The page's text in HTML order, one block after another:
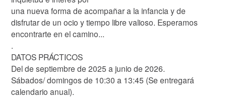
una nueva forma de acompañar a la infancia y de
disfrutar de un ocio y tiempo libre valioso. Esperamos
encontrarte en el camino...
.
DATOS PRÁCTICOS
Del de septiembre de 2025 a junio de 2026.
Sábados/ domingos de 10:30 a 13:45 (Se entregará
calendario anual).